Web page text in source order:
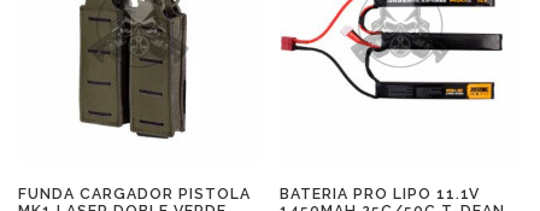
FUNDA CARGADOR PISTOLA
BATERIA PRO LIPO 11.1V